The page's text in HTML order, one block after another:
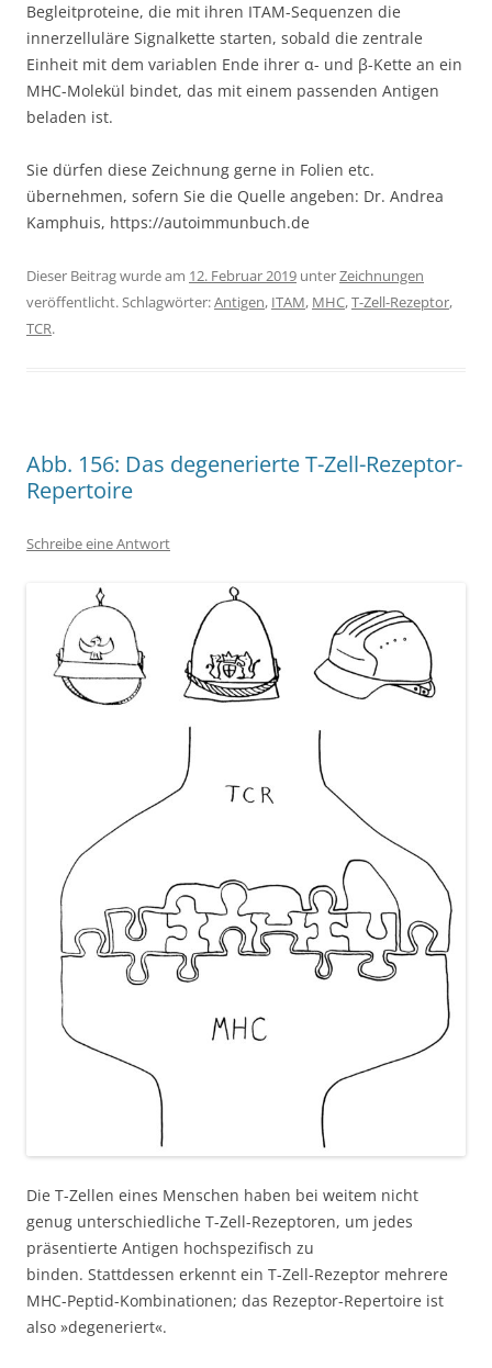
Begleitproteine, die mit ihren ITAM-Sequenzen die
innerzelluläre Signalkette starten, sobald die zentrale
Einheit mit dem variablen Ende ihrer α- und β-Kette an ein
MHC-Molekül bindet, das mit einem passenden Antigen
beladen ist.
Sie dürfen diese Zeichnung gerne in Folien etc.
übernehmen, sofern Sie die Quelle angeben: Dr. Andrea
Kamphuis, https://autoimmunbuch.de
Dieser Beitrag wurde am 12. Februar 2019 unterZeichnungen
veröffentlicht. Schlagwörter:Antigen, ITAM, MHC,T-Zell-Rezeptor,
TCR.
Abb. 156: Das degenerierte T-Zell-Rezeptor-
Repertoire
Schreibe eine Antwort
Die T-Zellen eines Menschen haben bei weitem nicht
genug unterschiedliche T-Zell-Rezeptoren, um jedes
präsentierte Antigen hochspezifisch zu
binden. Stattdessen erkennt ein T-Zell-Rezeptor mehrere
MHC-Peptid-Kombinationen; das Rezeptor-Repertoire ist
also »degeneriert«.